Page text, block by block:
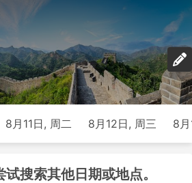
8月11日, 周二 8月12日, 周三 8
搜索其他日期或地点。